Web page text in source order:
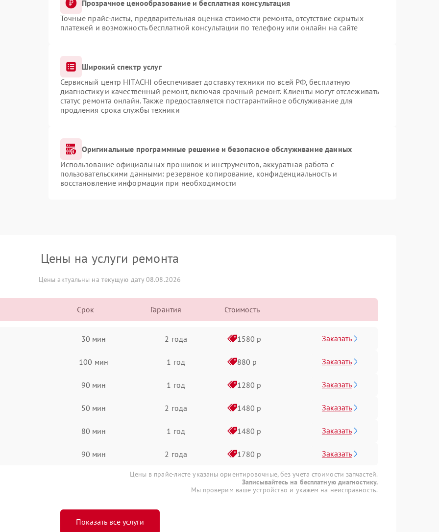
Прозрачное ценообразование и бесплатная консультация
Точные прайс-листы, предварительная оценка стоимости ремонта, отсутствие скрытых
платежей и возможность бесплатной консультации по телефону или онлайн на сайте
Широкий спектр услуг
Сервисный центр HITACHI обеспечивает доставку техники по всей РФ, бесплатную
диагностику и качественный ремонт, включая срочный ремонт. Клиенты могут отслеживать
статус ремонта онлайн. Также предоставляется постгарантийное обслуживание для
продления срока службы техники
Оригинальные программные решение и безопасное обслуживание данных
Использование официальных прошивок и инструментов, аккуратная работа с
пользовательскими данными: резервное копирование, конфиденциальность и
восстановление информации при необходимости
Цены на услуги ремонта
Цены актуальны на текущую дату 08.08.2026
Срок Гарантия Стоимость
30 мин 2 года 1580 р Заказать
100 мин 1 год 880 р Заказать
90 мин 1 год 1280 р Заказать
50 мин 2 года 1480 р Заказать
80 мин 1 год 1480 р Заказать
90 мин 2 года 1780 р Заказать
Цены в прайс-листе указаны ориентировочные, без учета стоимости запчастей.
Записывайтесь на бесплатную диагностику.
Мы проверим ваше устройство и укажем на неисправность.
Показать все услуги